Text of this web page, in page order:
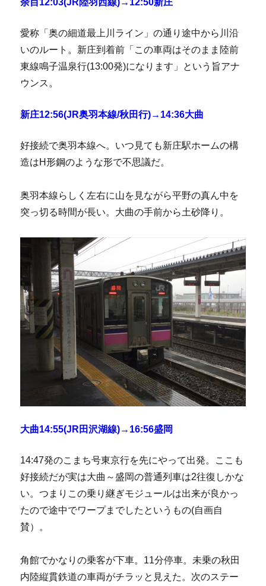
余目12:03(JR陸羽西線)→12:50新庄
愛称「奥の細道最上川ライン」の通り途中から川沿
いのルート。新庄到着前「この車両はそのまま陸前
東線鳴子温泉行(13:00発)になります」という旨アナ
ウンス。
新庄12:56(JR奥羽本線/秋田行)→14:36大曲
好接続で奥羽本線へ。いつ見ても新庄駅ホームの構
造はH形鋼のような形で不思議だ。
奥羽本線らしく左右に山を見ながら平野の真ん中を
突っ切る時間が長い。大曲の手前から土砂降り。
大曲14:55(JR田沢湖線)→16:56盛岡
14:47発のこまち号東京行を先にやって出発。ここも
好接続だが実は大曲～盛岡の普通列車は2往復しかな
い。つまりこの乗り継ぎモジュールは出来が良かっ
たので途中でワープまでしたというもの(自画自
賛）。
角館でかなりの乗客が下車。11分停車。未乗の秋田
内陸縦貫鉄道の車両がチラッと見えた。次のステー